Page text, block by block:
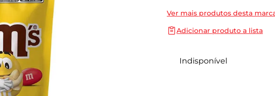
Ver mais produtos desta
Adicionar produto a lista
Indisponível